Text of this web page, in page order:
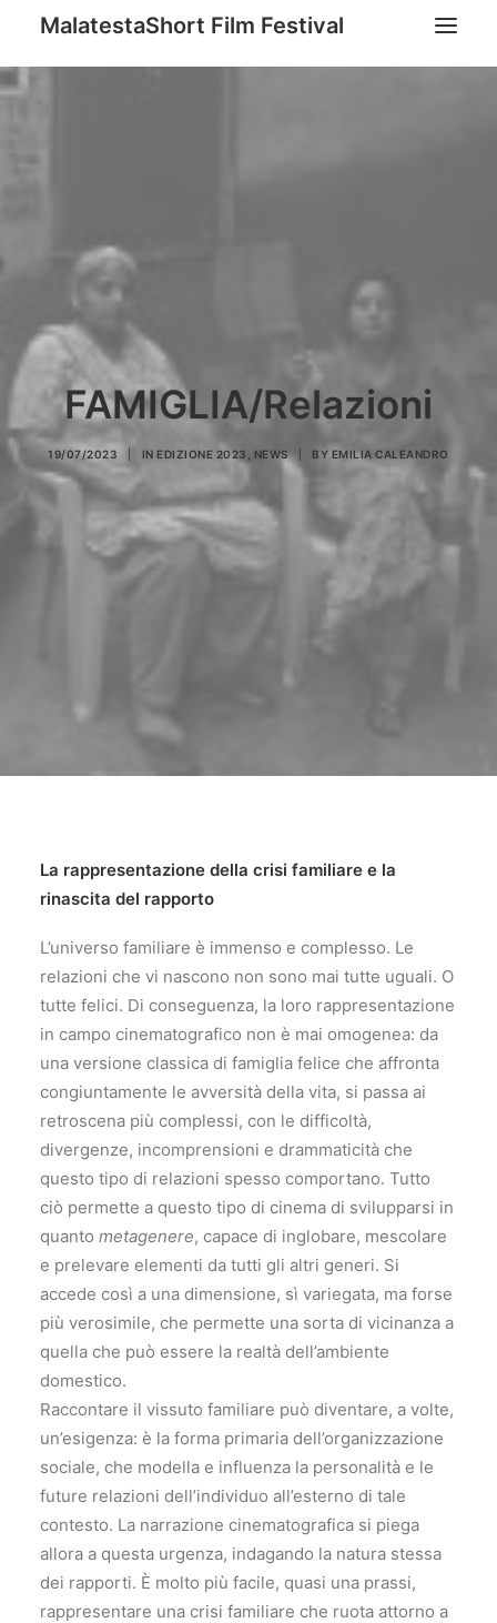
MalatestaShort Film Festival
FAMIGLIA/Relazioni
19/07/2023 INEDIZIONE 2023 NEWS BY EMILIA CALEANDRO
La rappresentazione della crisi familiare e la
rinascita del rapporto
L’universo familiare è immenso e complesso. Le
relazioni che vi nascono non sono mai tutte uguali. O
tutte felici. Di conseguenza, la loro rappresentazione
in campo cinematografico non è mai omogenea: da
una versione classica di famiglia felice che affronta
congiuntamente le avversità della vita, si passa ai
retroscena più complessi, con le difficoltà,
divergenze, incomprensioni e drammaticità che
questo tipo di relazioni spesso comportano. Tutto
ciò permette a questo tipo di cinema di svilupparsi in
quanto metagenere, capace di inglobare, mescolare
e prelevare elementi da tutti gli altri generi. Si
accede così a una dimensione, sì variegata, ma forse
più verosimile, che permette una sorta di vicinanza a
quella che può essere la realtà dell’ambiente
domestico.
Raccontare il vissuto familiare può diventare, a volte,
un’esigenza: è la forma primaria dell’organizzazione
sociale, che modella e influenza la personalità e le
future relazioni dell’individuo all’esterno di tale
contesto. La narrazione cinematografica si piega
allora a questa urgenza, indagando la natura stessa
dei rapporti. È molto più facile, quasi una prassi,
rappresentare una crisi familiare che ruota attorno a